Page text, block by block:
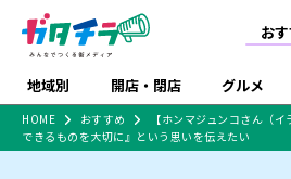
お
地域別 開店・閉店 グルメ
特売セール
食品スーパー・コンビ
HOME おすすめ
【ホンマジュンコさん（
できるものを大切に』という思いを伝えたい